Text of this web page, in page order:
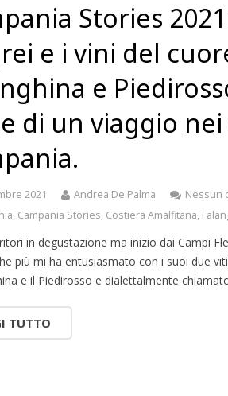
Stories
e i vini del
e
di un viaggio
2021 Andrea De Palma
Nessun
, Campania Stories, Costiera Amalfitana,
in degustazione ma inizio dai Campi
più mi ha entusiasmato con i suoi due
e il Piedirosso e dialettalmente
TUTTO